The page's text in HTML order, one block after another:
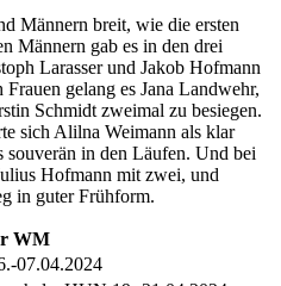
Männern breit, wie die ersten
Männern gab es in den drei
Larasser und Jakob Hofmann
gelang es Jana Landwehr,
Schmidt zweimal zu besiegen.
sich Alilna Weimann als klar
souverän in den Läufen. Und bei
Hofmann mit zwei, und
in guter Frühform.
WM
07.04.2024